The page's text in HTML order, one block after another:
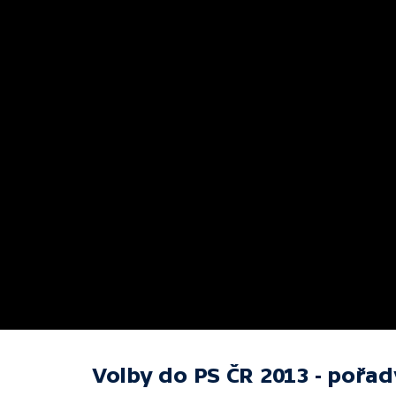
Volby do PS ČR 2013 -